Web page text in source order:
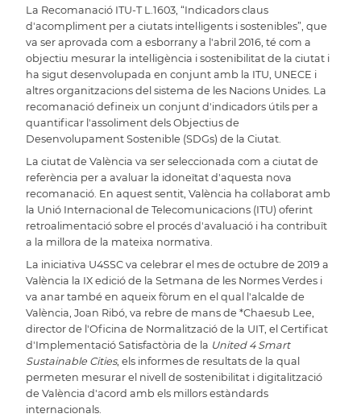
La Recomanació ITU-T L.1603, “Indicadors claus
d'acompliment per a ciutats intel·ligents i sostenibles”, que
va ser aprovada com a esborrany a l'abril 2016, té com a
objectiu mesurar la intel·ligència i sostenibilitat de la ciutat i
ha sigut desenvolupada en conjunt amb la ITU UNECE i
altres organitzacions del sistema de les Nacions Unides. La
recomanació defineix un conjunt d'indicadors útils per a
quantificar l'assoliment dels Objectius de
Desenvolupament Sostenible (SDGs) de la Ciutat.
La ciutat de València va ser seleccionada com a ciutat de
referència per a avaluar la idoneïtat d'aquesta nova
recomanació. En aquest sentit, València ha col·laborat amb
la Unió Internacional de Telecomunicacions (ITU) oferint
retroalimentació sobre el procés d'avaluació i ha contribuït
a la millora de la mateixa normativa.
La iniciativa U4SSC va celebrar el mes de octubre de 2019 a
València la IX edició de la Setmana de les Normes Verdesi
va anar també en aqueix fòrum en el qual l'alcalde de
València, Joan Ribó, va rebre de mans de *Chaesub Lee,
director de l'Oficina de Normalització de la UIT, el Certificat
d'Implementació Satisfactòria de la United 4 Smart
Sustainable Cities, els informes de resultats de la qual
permeten mesurar el nivell de sostenibilitat i digitalització
de València d'acord amb els millors estàndards
internacionals.